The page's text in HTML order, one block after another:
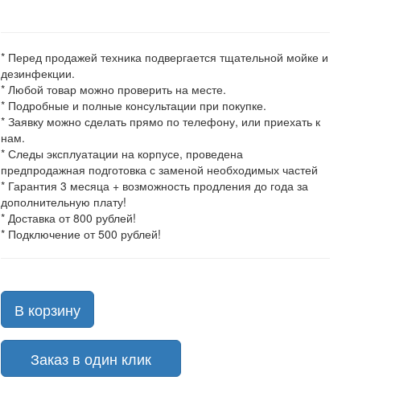
* Перед продажей техника подвергается тщательной мойке и
дезинфекции.
* Любой товар можно проверить на месте.
* Подробные и полные консультации при покупке.
* Заявку можно сделать прямо по телефону, или приехать к
нам.
* Следы эксплуатации на корпусе, проведена
предпродажная подготовка с заменой необходимых частей
* Гарантия 3 месяца + возможность продления до года за
дополнительную плату!
* Доставка от 800 рублей!
* Подключение от 500 рублей!
В корзину
Заказ в один клик